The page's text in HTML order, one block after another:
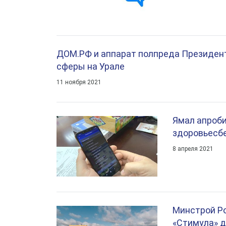
ДОМ.РФ и аппарат полпреда
сферы на Урале
11 ноября 2021
Ямал
8 апреля 2021
Минстрой
«Стимула»